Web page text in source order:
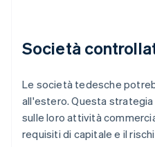
Società
Le società tedesche
all'estero. Questa
sulle loro attività
requisiti di capitale e il